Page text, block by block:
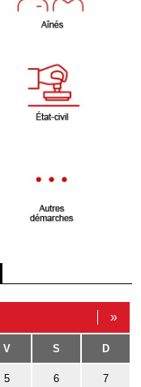
»
V S D
5 6 7